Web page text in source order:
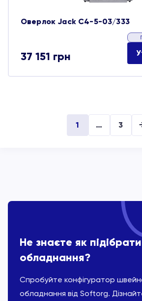
Оверлок Jack C4-5-03/333
37 151 грн
1 … 3
Не знаєте як
обладнання?
Спробуйте конфігуратор
обладнання від Softorg.